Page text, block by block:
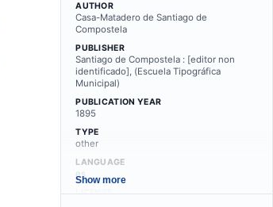
AUTHOR
Casa-Matadero de Santiago de
Compostela
PUBLISHER
Santiago de Compostela : [editor non
identificado], (Escuela Tipográfica
Municipal)
PUBLICATION YEAR
1895
TYPE
other
LANGUAGE
es
LICENSE
Show more